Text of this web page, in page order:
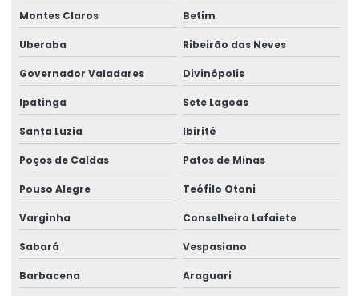
Montes Claros Betim
Uberaba Ribeirão das Neves
Governador Valadares Divinópolis
Ipatinga Sete Lagoas
Santa Luzia Ibirité
Poços de Caldas Patos de Minas
Pouso Alegre Teófilo Otoni
Varginha Conselheiro Lafaiete
Sabará Vespasiano
Barbacena Araguari